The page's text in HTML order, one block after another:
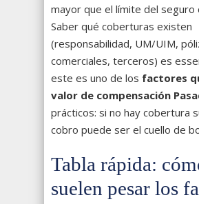
mayor que el límite del seguro
Saber qué coberturas existen
(responsabilidad, UM/UIM,
comerciales, terceros) es
este es uno de los factores
valor de compensación
prácticos: si no hay cobertura
cobro puede ser el cuello de
Tabla rápida:
suelen pesar los